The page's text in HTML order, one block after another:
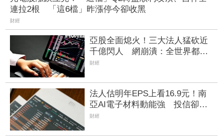
連拉2根 「這6檔」昨漲停今卻收黑
財經
亞股全面熄火！三大法人猛砍近
千億閃人 網崩潰：全世界都在
搞台股
財經
法人估明年EPS上看16.9元！南
亞AI電子材料動能強 投信卻撤
出2.1億元逾2千張
財經